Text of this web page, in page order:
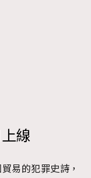
線
易的犯罪史詩，